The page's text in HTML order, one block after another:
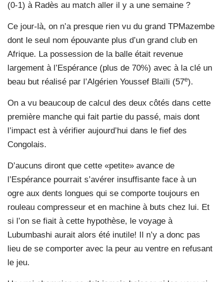
(0-1) à Radès au match aller il y a une semaine ?
Ce jour-là, on n’a presque rien vu du grand TPMazembe
dont le seul nom épouvante plus d’un grand club en
Afrique. La possession de la balle était revenue
largement à l’Espérance (plus de 70%) avec à la clé un
beau but réalisé par l’Algérien Youssef Blaïli (57e).
On a vu beaucoup de calcul des deux côtés dans cette
première manche qui fait partie du passé, mais dont
l’impact est à vérifier aujourd’hui dans le fief des
Congolais.
D’aucuns diront que cette «petite» avance de
l’Espérance pourrait s’avérer insuffisante face à un
ogre aux dents longues qui se comporte toujours en
rouleau compresseur et en machine à buts chez lui. Et
si l’on se fiait à cette hypothèse, le voyage à
Lubumbashi aurait alors été inutile! Il n’y a donc pas
lieu de se comporter avec la peur au ventre en refusant
le jeu.